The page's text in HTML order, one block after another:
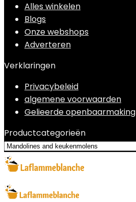
Alles winkelen
Blogs
Onze webshops
Adverteren
Verklaringen
Privacybeleid
algemene voorwaarden
Gelieerde openbaarmaking
Productcategorieën